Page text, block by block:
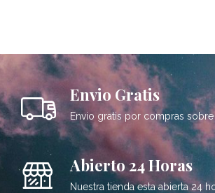
Envio Gratis
Envio gratis por compras
Abierto 24 Horas
Nuestra tienda esta abierta 24